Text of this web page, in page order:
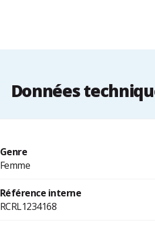
Données
Genre
Femme
Référence interne
RCRL1234168